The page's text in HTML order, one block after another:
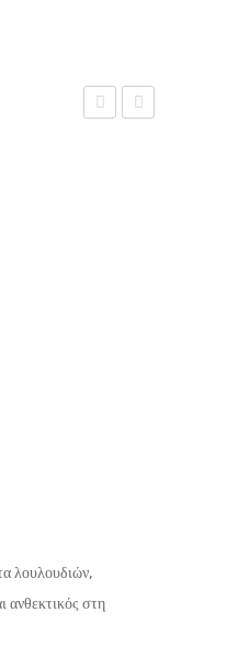
λουλουδιών,
ανθεκτικός στη